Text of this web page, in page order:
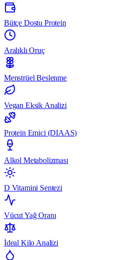
Bütçe Dostu Protein
Aralıklı Oruç
Menstrüel Beslenme
Vegan Eksik Analizi
Protein Emici (DIAAS)
Alkol Metabolizması
D Vitamini Sentezi
Vücut Yağ Oranı
İdeal Kilo Analizi